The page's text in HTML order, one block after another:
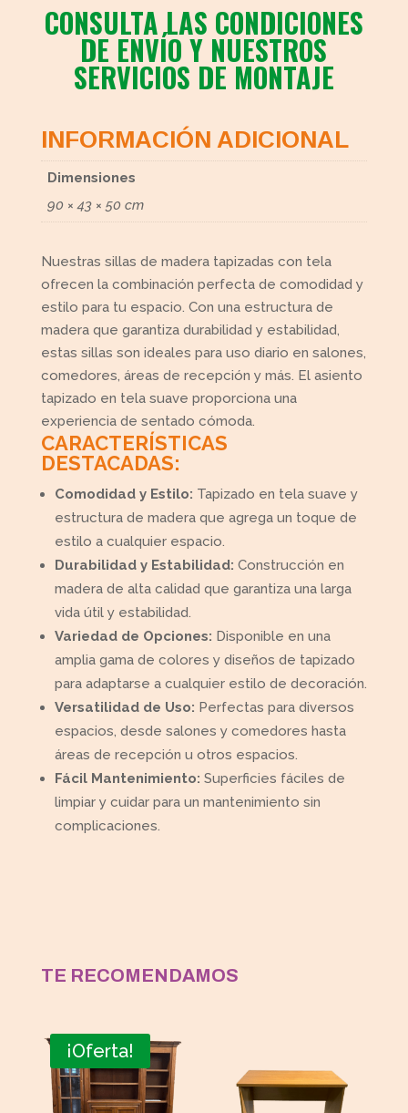
CONSULTA LAS CONDICIONES
DE ENVÍO Y NUESTROS
SERVICIOS DE MONTAJE
INFORMACIÓN ADICIONAL
Dimensiones
90 × 43 × 50 cm
Nuestras sillas de madera tapizadas con tela
ofrecen la combinación perfecta de comodidad y
estilo para tu espacio. Con una estructura de
madera que garantiza durabilidad y estabilidad,
estas sillas son ideales para uso diario en salones,
comedores, áreas de recepción y más. El asiento
tapizado en tela suave proporciona una
experiencia de sentado cómoda.
CARACTERÍSTICAS
DESTACADAS:
Comodidad y Estilo: Tapizado en tela suave y
estructura de madera que agrega un toque de
estilo a cualquier espacio.
Durabilidad y Estabilidad: Construcción en
madera de alta calidad que garantiza una larga
vida útil y estabilidad.
Variedad de Opciones: Disponible en una
amplia gama de colores y diseños de tapizado
para adaptarse a cualquier estilo de decoración.
Versatilidad de Uso: Perfectas para diversos
espacios, desde salones y comedores hasta
áreas de recepción u otros espacios.
Fácil Mantenimiento: Superficies fáciles de
limpiar y cuidar para un mantenimiento sin
complicaciones.
TE RECOMENDAMOS
¡Oferta!